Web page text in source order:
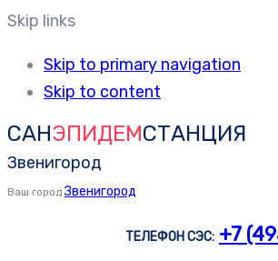
Skip links
Skip to primary navigation
Skip to content
САНЭПИДЕМСТАНЦИЯ
Звенигород
Ваш городЗвенигород
ТЕЛЕФОН СЭС: +7